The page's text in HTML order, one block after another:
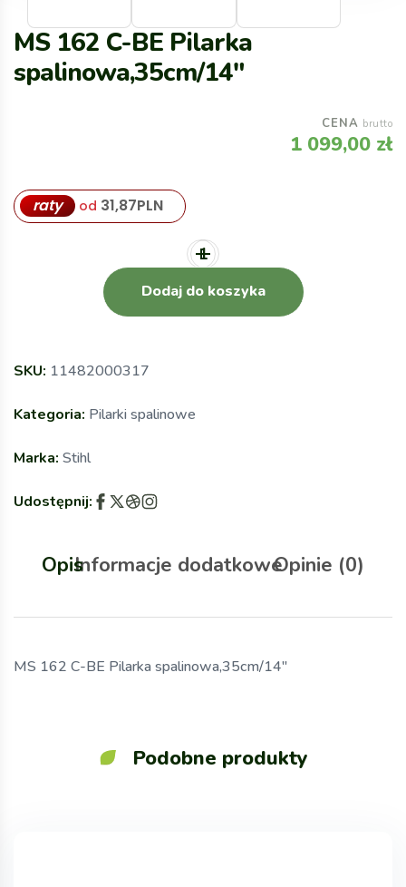
MS 162 C-BE Pilarka
spalinowa,35cm/14″
CENA brutto
1 099,00 zł
raty od 31,87PLN
Dodaj do koszyka
SKU: 11482000317
Kategoria: Pilarki spalinowe
Marka: Stihl
Udostępnij:
OpisInformacje dodatkoweOpinie (0)
MS 162 C-BE Pilarka spalinowa,35cm/14″
Podobne produkty